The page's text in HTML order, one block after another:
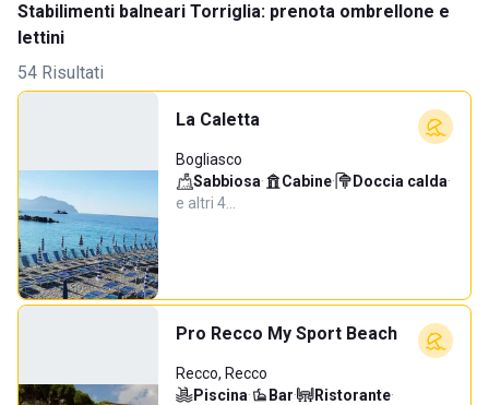
Stabilimenti balneari Torriglia: prenota ombrellone e
lettini
54 Risultati
La Caletta
Bogliasco
Sabbiosa· Cabine· Doccia calda·
e altri 4…
Pro Recco My Sport Beach
Recco, Recco
Piscina· Bar· Ristorante·